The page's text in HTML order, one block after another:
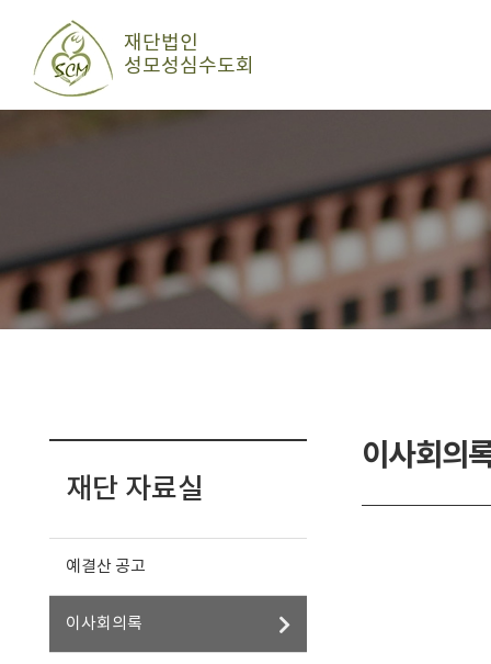
재단 자료실
예결산 공고
이사회의록
이사회의